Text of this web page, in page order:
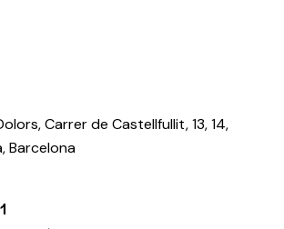
Carrer de Castellfullit, 13, 14,
Barcelona